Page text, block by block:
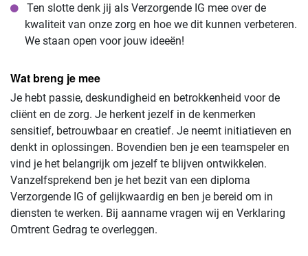
Ten slotte denk jij als Verzorgende IG mee over de
kwaliteit van onze zorg en hoe we dit kunnen verbeteren.
We staan open voor jouw ideeën!
Wat breng je mee
Je hebt passie, deskundigheid en betrokkenheid voor de
cliënt en de zorg. Je herkent jezelf in de kenmerken
sensitief, betrouwbaar en creatief. Je neemt initiatieven en
denkt in oplossingen. Bovendien ben je een teamspeler en
vind je het belangrijk om jezelf te blijven ontwikkelen.
Vanzelfsprekend ben je het bezit van een diploma
Verzorgende IG of gelijkwaardig en ben je bereid om in
diensten te werken. Bij aanname vragen wij en Verklaring
Omtrent Gedrag te overleggen.